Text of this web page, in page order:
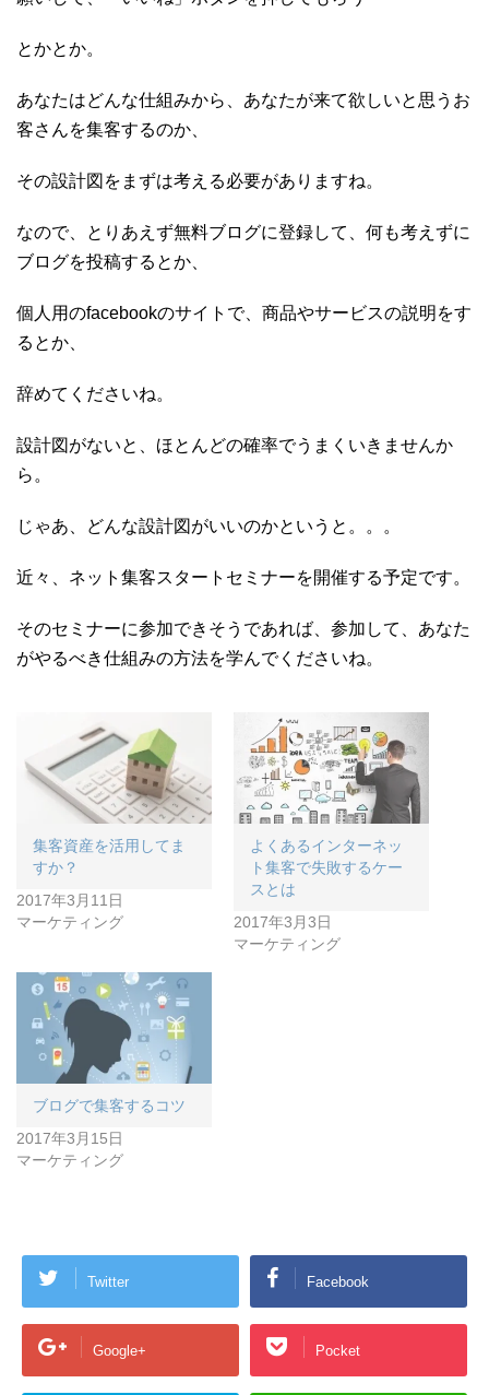
とかとか。
あなたはどんな仕組みから、あなたが来て欲しいと思うお
客さんを集客するのか、
その設計図をまずは考える必要がありますね。
なので、とりあえず無料ブログに登録して、何も考えずに
ブログを投稿するとか、
個人用のfacebookのサイトで、商品やサービスの説明をす
るとか、
辞めてくださいね。
設計図がないと、ほとんどの確率でうまくいきませんか
ら。
じゃあ、どんな設計図がいいのかというと。。。
近々、ネット集客スタートセミナーを開催する予定です。
そのセミナーに参加できそうであれば、参加して、あなた
がやるべき仕組みの方法を学んでくださいね。
集客資産を活用してま
すか？
2017年3月11日
マーケティング
よくあるインターネッ
ト集客で失敗するケー
スとは
2017年3月3日
マーケティング
ブログで集客するコツ
2017年3月15日
マーケティング
Twitter Facebook
Google+ Pocket